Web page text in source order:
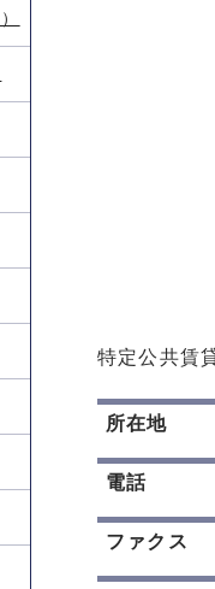
特定公共賃
所在地
電話
ファクス